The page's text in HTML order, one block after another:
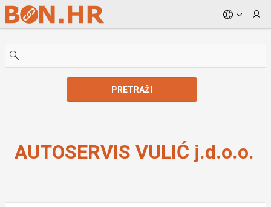
Skip to Main Content
PRETRAŽI
AUTOSERVIS VULIĆ j.d.o.o.